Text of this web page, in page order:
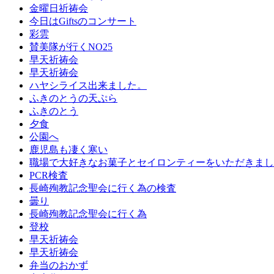
金曜日祈祷会
今日はGiftsのコンサート
彩雲
賛美隊が行くNO25
早天祈祷会
早天祈祷会
ハヤシライス出来ました。
ふきのとうの天ぷら
ふきのとう
夕食
公園へ
鹿児島も凄く寒い
職場で大好きなお菓子とセイロンティーをいただきま
PCR検査
長崎殉教記念聖会に行く為の検査
曇り
長崎殉教記念聖会に行く為
登校
早天祈祷会
早天祈祷会
弁当のおかず